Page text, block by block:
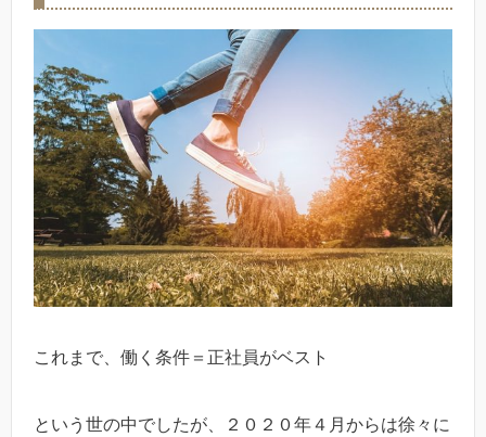
これまで、働く条件＝正社員がベスト
という世の中でしたが、２０２０年４月からは徐々に